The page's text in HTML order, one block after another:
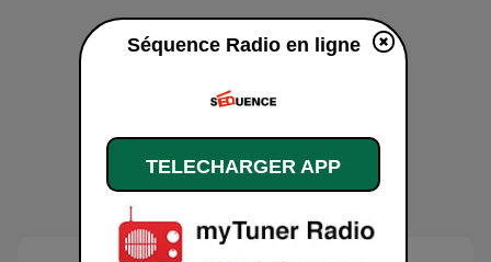
Séquence Radio en ligne
TELECHARGER APP